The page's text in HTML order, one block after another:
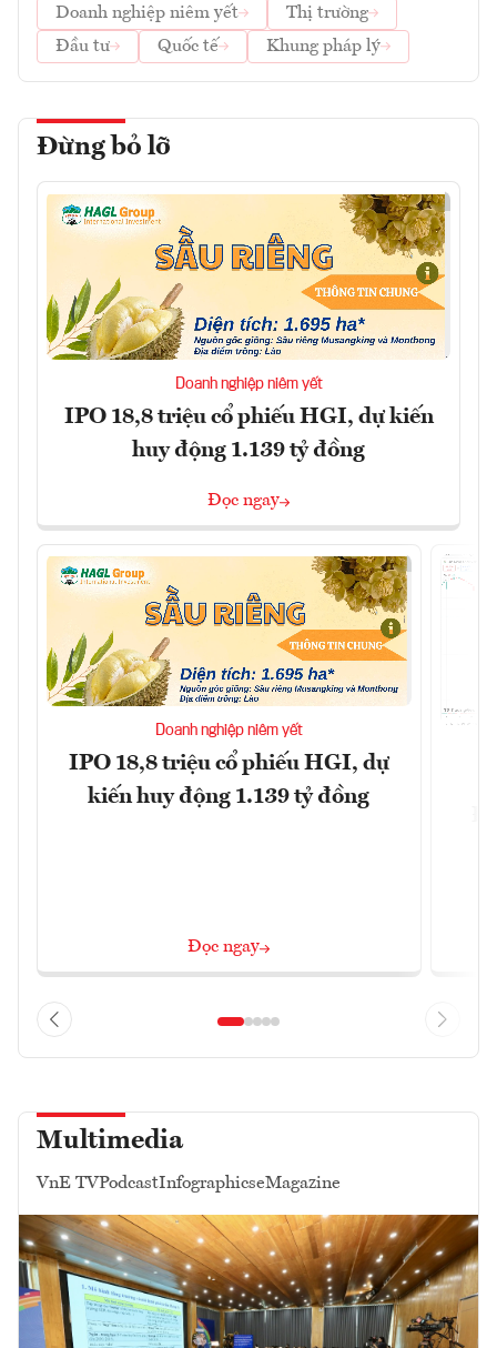
Doanh nghiệp niêm yết
Thị trường
Đầu tư
Quốc tế Khung pháp lý
Đừng bỏ lỡ
Doanh nghiệp niêm yết
IPO 18,8 triệu cổ phiếu HGI, dự kiến
huy động 1.139 tỷ đồng
Đọc ngay
Doanh nghiệp niêm yết
IPO 18,8 triệu cổ phiếu HGI, dự
kiến huy động 1.139 tỷ đồng
Đọc ngay
Multimedia
VnE TVPodcastInfographicseMagazine